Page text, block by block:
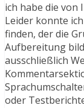
ich habe die
Leider konnte
finden, der die
Aufbereitung
ausschließlich
oder